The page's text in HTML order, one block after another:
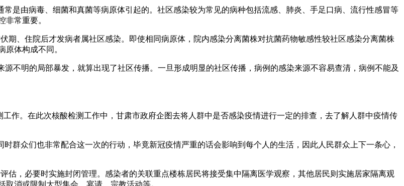
是由病毒、细菌和真菌等病原体引起的。社区感染较为常见的病种包括流感、肺炎、手足口病、流行性感冒等
非常重要。
期、住院后才发病者属社区感染。即使相同病原体，院内感染分离菌株对抗菌药物敏感性较社区感染分离菌株
体构成不同。
不明的局部暴发，就算出现了社区传播。一旦形成明显的社区传播，病例的感染来源不容易查清，病例不能及
作。在此次核酸检测工作中，甘肃市政府企图去将人群中是否感染疫情进行一定的排查，去了解人群中疫情传
群众们也非常配合这一次的行动，毕竟新冠疫情严重的话会影响到每个人的生活，因此人民群众上下一条心，
估，必要时实施封闭管理。感染者的关联重点楼栋居民将接受集中隔离医学观察，其他居民则实施居家隔离观
消或限制大型集会、宴请、宗教活动等。